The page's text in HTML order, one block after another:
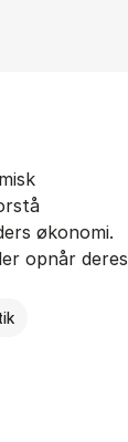
økonomi.
opnår deres